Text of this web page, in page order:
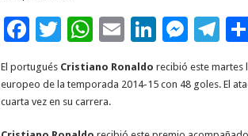
F
ac
e
b
T
wi
tt
er
W
at
sA
E
m
ai
Li
n
k
M
se
T
e
El portugués Cristiano Ronaldo recibió este martes
europeo de la temporada 2014-15 con 48 goles. El
cuarta vez en su carrera.